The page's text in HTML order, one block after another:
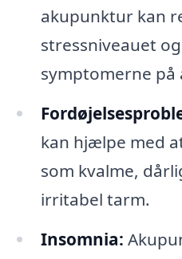
akupunktur kan
stressniveauet
symptomerne på
kan hjælpe med
som kvalme,
irritabel tarm.
Insomnia: